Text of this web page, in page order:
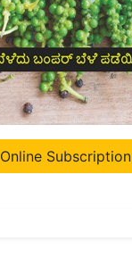
Online Subscription